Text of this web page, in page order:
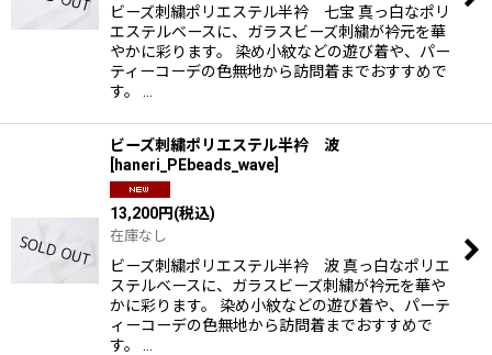
ビーズ刺繍ポリエステル半衿 七宝 真っ白なポリ
エステルベースに、ガラスビーズ刺繍が衿元を華
やかに彩ります。 染め小紋などの遊び着や、パー
ティーコーデの色無地から訪問着までおすすめで
す。 …
ビーズ刺繍ポリエステル半衿 波
haneri_PEbeads_wave
13,200円(税込)
在庫なし
ビーズ刺繍ポリエステル半衿 波 真っ白なポリエ
ステルベースに、ガラスビーズ刺繍が衿元を華や
かに彩ります。 染め小紋などの遊び着や、パーテ
ィーコーデの色無地から訪問着までおすすめで
す。 …